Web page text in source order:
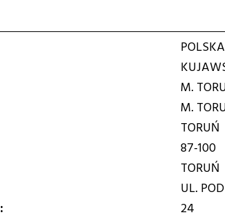
POLSKA
M.
M.
TORUŃ
87-100
TORUŃ
UL.
24